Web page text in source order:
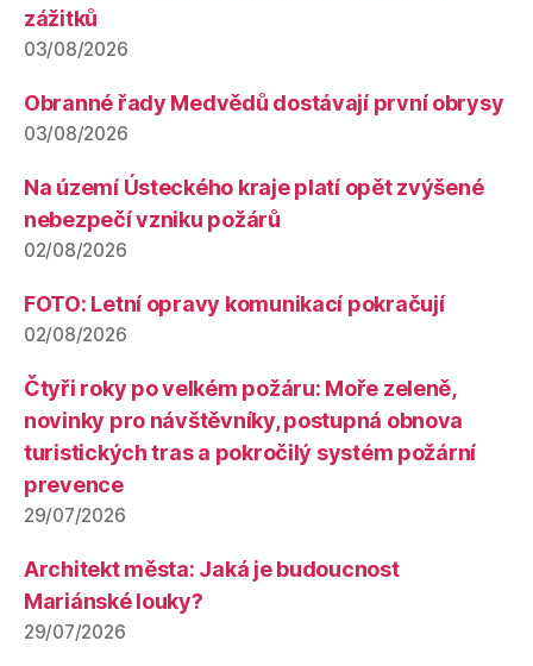
zážitků
03/08/2026
Obranné řady Medvědů dostávají první obrysy
03/08/2026
Na území Ústeckého kraje platí opět zvýšené
nebezpečí vzniku požárů
02/08/2026
FOTO: Letní opravy komunikací pokračují
02/08/2026
Čtyři roky po velkém požáru: Moře zeleně,
novinky pro návštěvníky, postupná obnova
turistických tras a pokročilý systém požární
prevence
29/07/2026
Architekt města: Jaká je budoucnost
Mariánské louky?
29/07/2026